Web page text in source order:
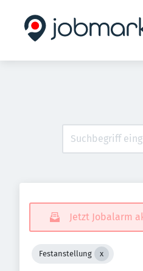
Jetzt Jobalarm
Festanstellung